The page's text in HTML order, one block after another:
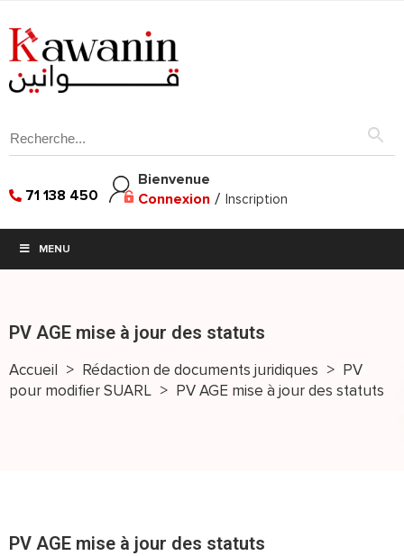
Bienvenue
Connexion / Inscription
71 138 450
MENU
PV AGE mise à jour des statuts
Accueil > Rédaction de documents juridiques > PV
pour modifier SUARL > PV AGE mise à jour des statuts
PV AGE mise à jour des statuts